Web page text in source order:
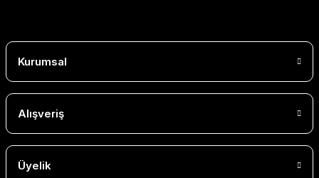
Kurumsal
Alışveriş
Üyelik